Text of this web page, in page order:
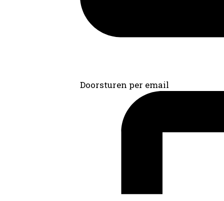
Doorsturen per email